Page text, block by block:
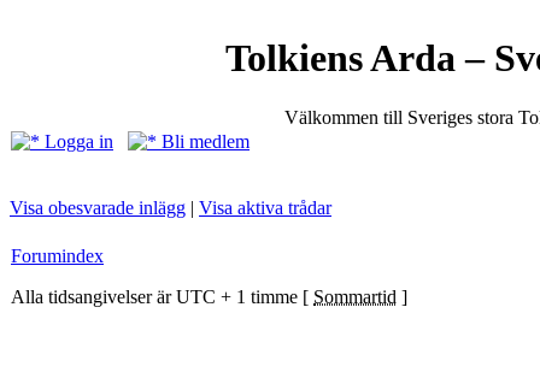
Tolkiens Arda –
Välkommen till Sveriges stora
Logga in
Bli medlem
Visa obesvarade inlägg | Visa aktiva trådar
Forumindex
Alla tidsangivelser är UTC + 1 timme [ Sommartid ]